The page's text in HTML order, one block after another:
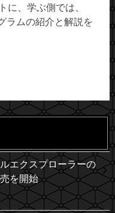
に、学ぶ側では、
ラムの紹介と解説を
エクスプローラーの
を開始